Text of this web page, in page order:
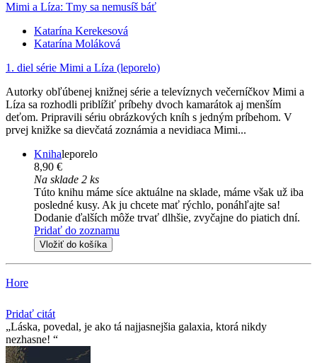
Mimi a Líza: Tmy sa nemusíš báť
Katarína Kerekesová
Katarína Moláková
1. diel série Mimi a Líza (leporelo)
Autorky obľúbenej knižnej série a televíznych večerníčkov Mimi a
Líza sa rozhodli priblížiť príbehy dvoch kamarátok aj menším
deťom. Pripravili sériu obrázkových kníh s jedným príbehom. V
prvej knižke sa dievčatá zoznámia a nevidiaca Mimi...
Knihaleporelo
8,90 €
Na sklade 2 ks
Túto knihu máme síce aktuálne na sklade, máme však už iba
posledné kusy. Ak ju chcete mať rýchlo, ponáhľajte sa!
Dodanie ďalších môže trvať dlhšie, zvyčajne do piatich dní.
Pridať do zoznamu
Vložiť do košíka
Hore
Pridať citát
Láska, povedal, je ako tá najjasnejšia galaxia, ktorá nikdy
nezhasne!